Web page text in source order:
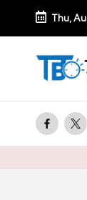
Skip
content
Thu,
T
e
c
h